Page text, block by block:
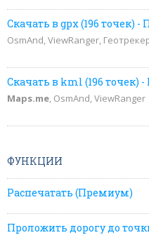
Скачать в gpx (196 точек)
OsmAnd, ViewRanger,
Скачать в kml (196 точек)
Maps.me, OsmAnd, ViewRanger
ФУНКЦИИ
Распечатать (Премиум)
Проложить дорогу до